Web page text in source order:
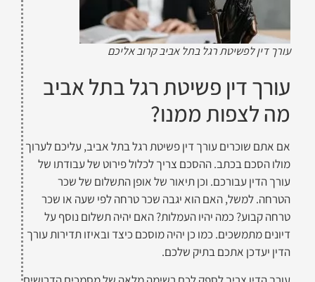
עורך דין לפשיטת רגל בתל אביב קרוב אליכם
עורך דין פשיטת רגל בתל אביב
מה לצפות ממנו?
אם אתם שוכרים עורך דין פשיטת רגל בתל אביב, עליכם לערוך
מולו הסכם בכתב. ההסכם צריך לכלול פירוט של עבודתו של
עורך הדין עבורכם. וכן תיאור של אופן התשלום של שכר
הטרחה. למשל, האם הוא יגבה שכר טרחה לפי שעה או שכר
טרחה קבוע? כמה יהיו העמלות? האם יהיה תשלום נוסף על
דיונים מתמשכים. כמו כן יהיה מוסכם כיצד ובאיזו תדירות עורך
הדין יעדכן אתכם בתיק שלכם.